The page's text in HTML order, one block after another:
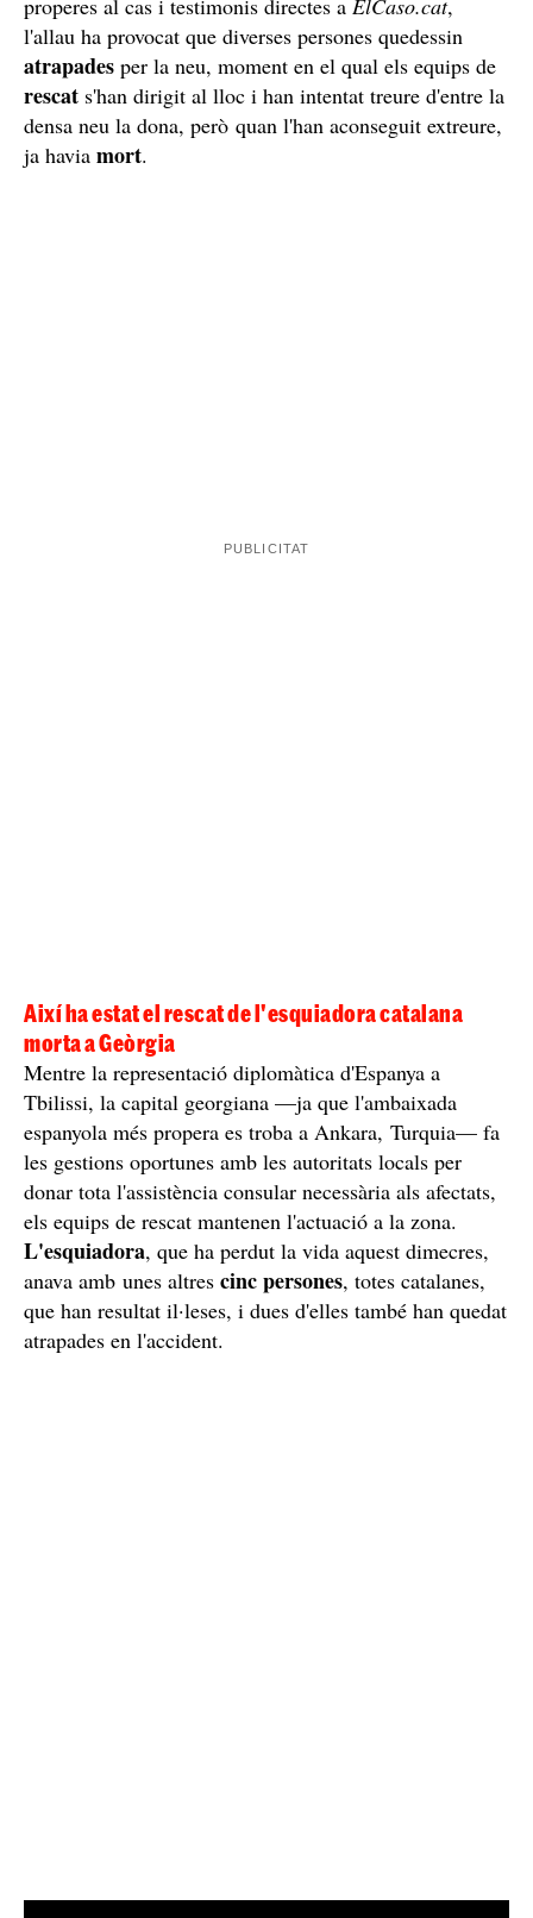
properes al cas i testimonis directes a ElCaso.cat,
l'allau ha provocat que diverses persones quedessin
atrapades per la neu, moment en el qual els equips de
rescat s'han dirigit al lloc i han intentat treure d'entre la
densa neu la dona, però quan l'han aconseguit extreure,
ja havia mort.
Així ha estat el rescat de l'esquiadora catalana
morta a Geòrgia
Mentre la representació diplomàtica d'Espanya a
Tbilissi, la capital georgiana —ja que l'ambaixada
espanyola més propera es troba a Ankara, Turquia— fa
les gestions oportunes amb les autoritats locals per
donar tota l'assistència consular necessària als afectats,
els equips de rescat mantenen l'actuació a la zona.
L'esquiadora, que ha perdut la vida aquest dimecres,
anava amb unes altres cinc persones, totes catalanes,
que han resultat il·leses, i dues d'elles també han quedat
atrapades en l'accident.